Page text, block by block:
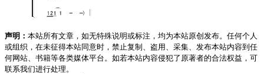
声明： 本站所有文章，如无特殊说明或标注，均为本站原创发布。任何个人
或组织，在未征得本站同意时，禁止复制、盗用、采集、发布本站内容到任
何网站、书籍等各类媒体平台。如若本站内容侵犯了原著者的合法权益，可
联系我们进行处理。